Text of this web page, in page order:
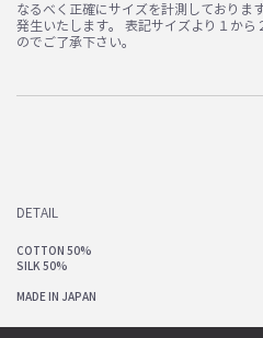
なるべく正確にサイズを計測しておりま
発生いたします。 表記サイズより１か
のでご了承下さい。
DETAIL
COTTON 50%
SILK 50%
MADE IN JAPAN